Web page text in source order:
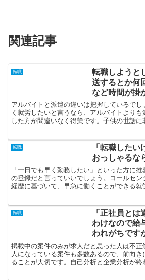
関連記事
転職
転職しようと
送するとか何
など時間が掛
アルバイトと派遣の違いは把握しているで
く就労したいと言うなら、アルバイトより
した方が間違いなく得策です。子供の世話に
転職
「転職した
おっしゃるな
「一日でも早く勤務したい」といった方に
の登録だと言っていいでしょう。コールセ
経歴に基づいて、早急に働くことができる
転職
「正社員と
わけなので給
われがちです
掲載中の案件のみが求人だと思った人は不
人になっている案件も多数あるので、前向
ることが大切です。自己分析と企業分析が終